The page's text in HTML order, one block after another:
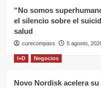
“No somos
el silencio sobre el
salud
curecompass 5 agosto,
I+D Negocios
Novo Nordisk acelera